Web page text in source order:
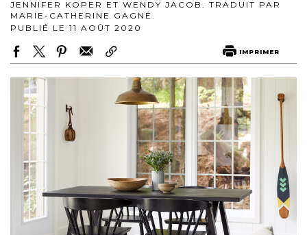
JENNIFER KOPER ET WENDY JACOB. TRADUIT PAR
MARIE-CATHERINE GAGNÉ.
PUBLIÉ LE 11 AOÛT 2020
IMPRIMER